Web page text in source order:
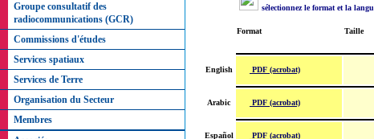
Groupe consultatif des
radiocommunications (GCR)
Commissions d'études
Services spatiaux
Services de Terre
Organisation du Secteur
Membres
sélectionnez le format et la
Format Taille
English PDF (acrobat)
Arabic PDF (acrobat)
Español PDF (acrobat)